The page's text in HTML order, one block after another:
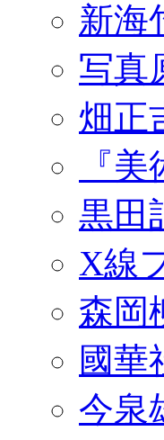
新海
写真
畑正
『
黒田
X線
森岡
國華
今泉